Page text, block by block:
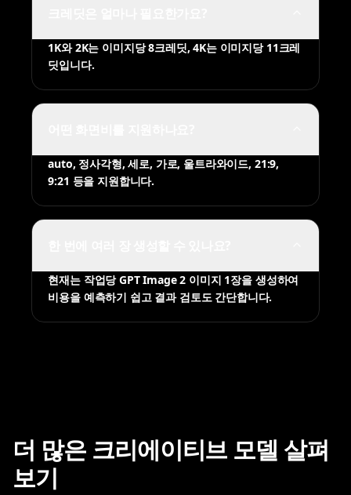
1K와 2K는 이미지당 8크레딧, 4K는 이미지당 11크레
딧입니다.
auto, 정사각형, 세로, 가로, 울트라와이드, 21:9,
9:21 등을 지원합니다.
현재는 작업당 GPT Image 2 이미지 1장을 생성하여
비용을 예측하기 쉽고 결과 검토도 간단합니다.
더 많은 크리에이티브 모델 살펴
보기